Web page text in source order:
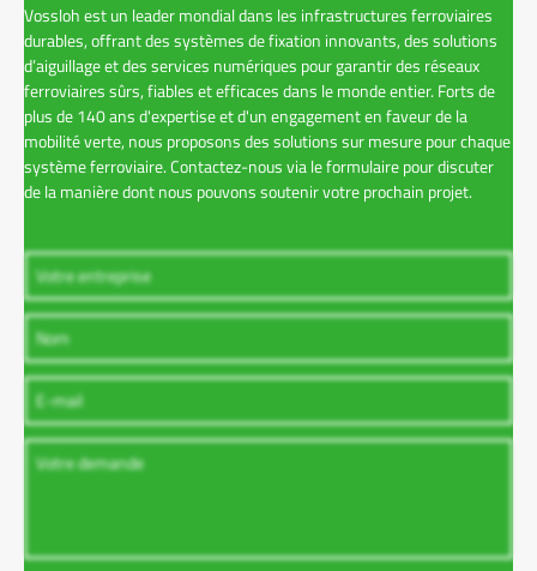
Vossloh est un leader mondial dans les infrastructures ferroviaires
durables, offrant des systèmes de fixation innovants, des solutions
d’aiguillage et des services numériques pour garantir des réseaux
ferroviaires sûrs, fiables et efficaces dans le monde entier. Forts de
plus de 140 ans d'expertise et d'un engagement en faveur de la
mobilité verte, nous proposons des solutions sur mesure pour chaque
système ferroviaire. Contactez-nous via le formulaire pour discuter
de la manière dont nous pouvons soutenir votre prochain projet.